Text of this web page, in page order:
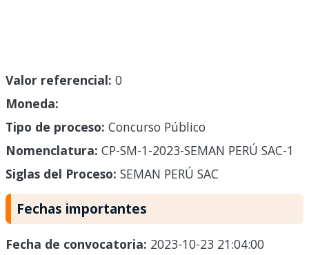
Valor referencial: 0
Moneda:
Tipo de proceso: Concurso Público
Nomenclatura: CP-SM-1-2023-SEMAN PERÚ SAC-1
Siglas del Proceso: SEMAN PERÚ SAC
Fechas importantes
Fecha de convocatoria: 2023-10-23 21:04:00